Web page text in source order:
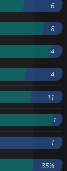
6
8
4
4
11
1
1
35%